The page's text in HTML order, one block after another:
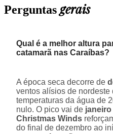
Perguntasgerais
Qual é a melhor altura
catamarã nas Caraíbas?
A época seca decorre de
ventos alísios de nordeste
temperaturas da água de
nulo. O pico vai de
Christmas Winds
do final de dezembro ao